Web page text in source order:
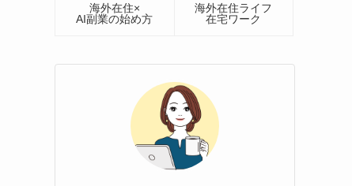
海外在住×
AI副業の始め方
海外在住ライフ
在宅ワーク